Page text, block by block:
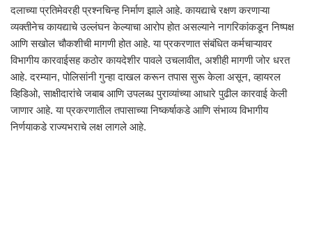
दलाच्या प्रतिमेवरही प्रश्नचिन्ह निर्माण झाले आहे. कायद्याचे रक्षण करणाऱ्या
व्यक्तीनेच कायद्याचे उल्लंघन केल्याचा आरोप होत असल्याने नागरिकांकडून निष्पक्ष
आणि सखोल चौकशीची मागणी होत आहे. या प्रकरणात संबंधित कर्मचाऱ्यावर
विभागीय कारवाईसह कठोर कायदेशीर पावले उचलावीत, अशीही मागणी जोर धरत
आहे. दरम्यान, पोलिसांनी गुन्हा दाखल करून तपास सुरू केला असून, व्हायरल
व्हिडिओ, साक्षीदारांचे जबाब आणि उपलब्ध पुराव्यांच्या आधारे पुढील कारवाई केली
जाणार आहे. या प्रकरणातील तपासाच्या निष्कर्षाकडे आणि संभाव्य विभागीय
निर्णयाकडे राज्यभराचे लक्ष लागले आहे.